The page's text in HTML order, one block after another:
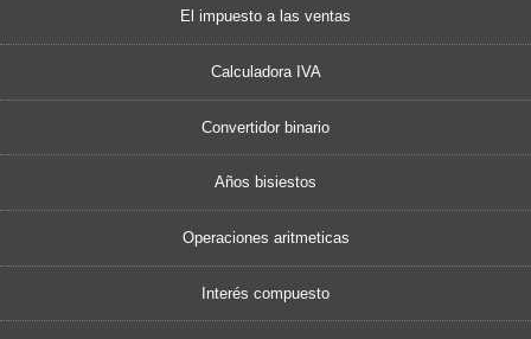
El impuesto a las ventas
Calculadora IVA
Convertidor binario
Años bisiestos
Operaciones aritmeticas
Interés compuesto